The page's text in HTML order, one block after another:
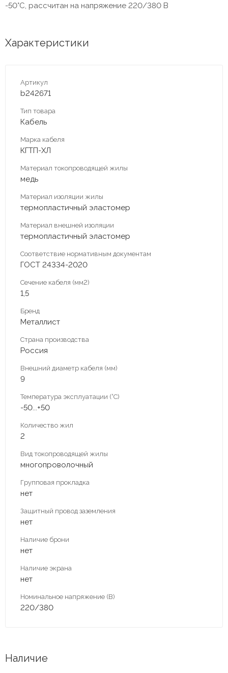
-50°C, рассчитан на напряжение 220/380 В
Характеристики
Артикул
b242671
Тип товара
Кабель
Марка кабеля
КГТП-ХЛ
Материал токопроводящей жилы
медь
Материал изоляции жилы
термопластичный эластомер
Материал внешней изоляции
термопластичный эластомер
Соответствие нормативным документам
ГОСТ 24334-2020
Сечение кабеля (мм2)
1,5
Бренд
Металлист
Страна производства
Россия
Внешний диаметр кабеля (мм)
9
Температура эксплуатации (°С)
-50...+50
Количество жил
2
Вид токопроводящей жилы
многопроволочный
Групповая прокладка
нет
Защитный провод заземления
нет
Наличие брони
нет
Наличие экрана
нет
Номинальное напряжение (В)
220/380
Наличие